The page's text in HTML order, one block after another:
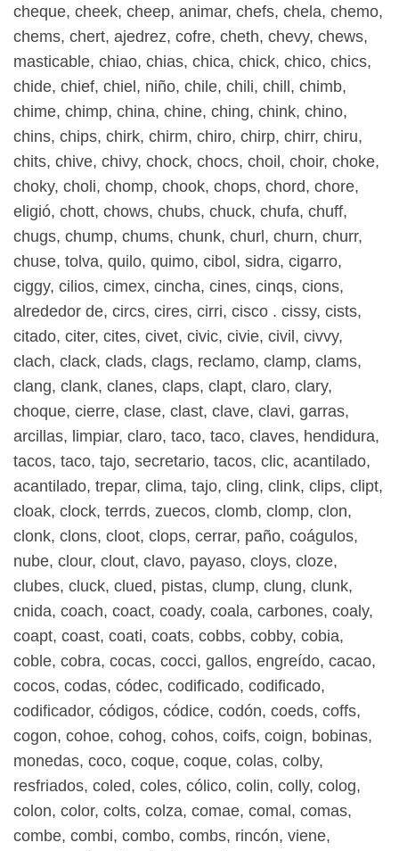
cheque, cheek, cheep, animar, chefs, chela, chemo,
chems, chert, ajedrez, cofre, cheth, chevy, chews,
masticable, chiao, chias, chica, chick, chico, chics,
chide, chief, chiel, niño, chile, chili, chill, chimb,
chime, chimp, china, chine, ching, chink, chino,
chins, chips, chirk, chirm, chiro, chirp, chirr, chiru,
chits, chive, chivy, chock, chocs, choil, choir, choke,
choky, choli, chomp, chook, chops, chord, chore,
eligió, chott, chows, chubs, chuck, chufa, chuff,
chugs, chump, chums, chunk, churl, churn, churr,
chuse, tolva, quilo, quimo, cibol, sidra, cigarro,
ciggy, cilios, cimex, cincha, cines, cinqs, cions,
alrededor de, circs, cires, cirri, cisco . cissy, cists,
citado, citer, cites, civet, civic, civie, civil, civvy,
clach, clack, clads, clags, reclamo, clamp, clams,
clang, clank, clanes, claps, clapt, claro, clary,
choque, cierre, clase, clast, clave, clavi, garras,
arcillas, limpiar, claro, taco, taco, claves, hendidura,
tacos, taco, tajo, secretario, tacos, clic, acantilado,
acantilado, trepar, clima, tajo, cling, clink, clips, clipt,
cloak, clock, terrds, zuecos, clomb, clomp, clon,
clonk, clons, cloot, clops, cerrar, paño, coágulos,
nube, clour, clout, clavo, payaso, cloys, cloze,
clubes, cluck, clued, pistas, clump, clung, clunk,
cnida, coach, coact, coady, coala, carbones, coaly,
coapt, coast, coati, coats, cobbs, cobby, cobia,
coble, cobra, cocas, cocci, gallos, engreído, cacao,
cocos, codas, códec, codificado, codificado,
codificador, códigos, códice, codón, coeds, coffs,
cogon, cohoe, cohog, cohos, coifs, coign, bobinas,
monedas, coco, coque, coque, colas, colby,
resfriados, coled, coles, cólico, colin, colly, colog,
colon, color, colts, colza, comae, comal, comas,
combe, combi, combo, combs, rincón, viene,